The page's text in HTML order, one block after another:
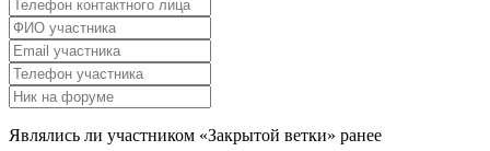
Являлись ли участником «Закрытой ветки» ранее